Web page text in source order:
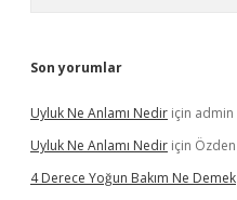
Son yorumlar
Uyluk Ne Anlamı Nedir için admin
Uyluk Ne Anlamı Nedir için Özden
4 Derece Yoğun Bakım Ne Demek